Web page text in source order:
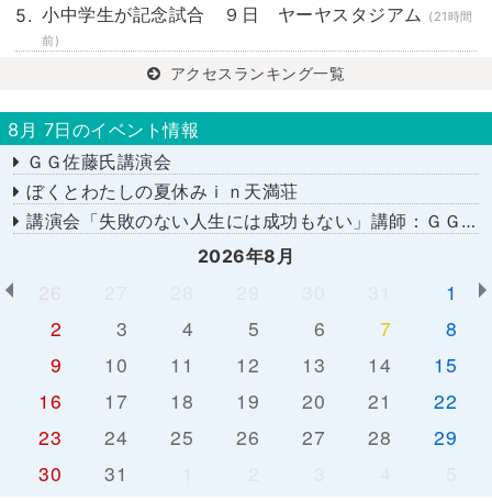
小中学生が記念試合 ９日 ヤーヤスタジアム (21時間
前)
アクセスランキング一覧
8月 7日のイベント情報
ＧＧ佐藤氏講演会
ぼくとわたしの夏休みｉｎ天満荘
講演会「失敗のない人生には成功もない」講師：ＧＧ佐藤さん
2026年8月
26
1
2
3 4 5 6 7
8
9
10 11 12 13 14
15
16
17 18 19 20 21
22
23
24 25 26 27 28
29
30
31 5